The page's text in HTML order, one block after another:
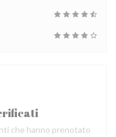
che hanno prenotato